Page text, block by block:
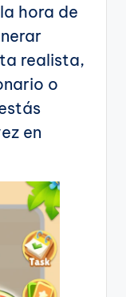
hora de
realista,
o
en